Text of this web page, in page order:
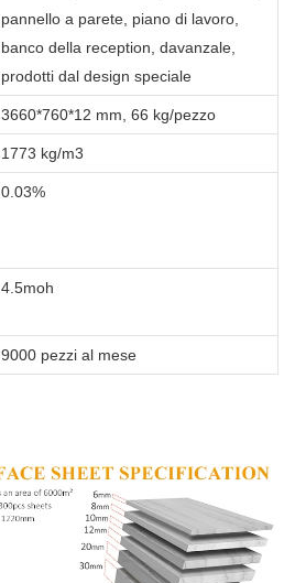
pannello a parete, piano di lavoro,
banco della reception, davanzale,
prodotti dal design speciale
3660*760*12 mm, 66 kg/pezzo
1773 kg/m3
0.03%
4.5moh
9000 pezzi al mese